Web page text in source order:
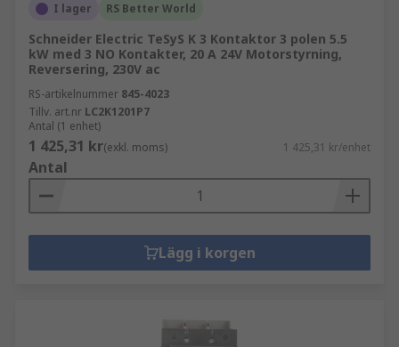
I lager RS Better World
Schneider Electric TeSyS K 3 Kontaktor 3 polen 5.5
kW med 3 NO Kontakter, 20 A 24V Motorstyrning,
Reversering, 230V ac
RS-artikelnummer 845-4023
Tillv. art.nr LC2K1201P7
Antal (1 enhet)
1 425,31 kr(exkl. moms) 1 425,31 kr/enhet
Antal
Lägg i korgen